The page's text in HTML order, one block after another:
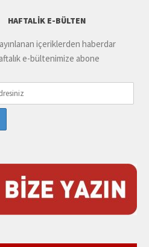
HAFTALIK E-BÜLTEN
içeriklerden haberdar
e-bültenimize abone